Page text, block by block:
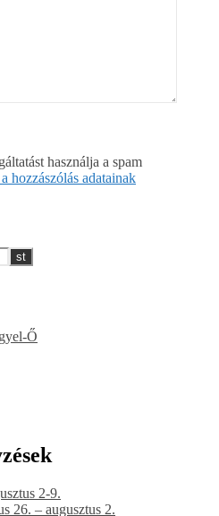
használja a spam
hozzászólás adatainak
Ő
2-9.
26. – augusztus 2.